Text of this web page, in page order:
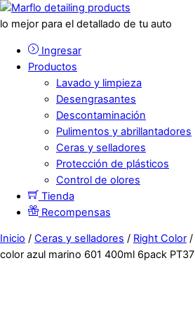
lo mejor para el detallado de tu auto
Ingresar
Productos
Lavado y limpieza
Desengrasantes
Descontaminación
Pulimentos y abrillantadores
Ceras y selladores
Protección de plásticos
Control de olores
Tienda
Recompensas
Inicio / Ceras y selladores / Right Color /
color azul marino 601 400ml 6pack